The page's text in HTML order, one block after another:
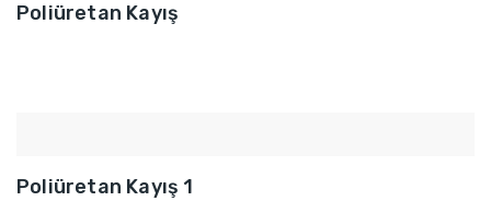
Poliüretan Kayış
Poliüretan Kayış 1